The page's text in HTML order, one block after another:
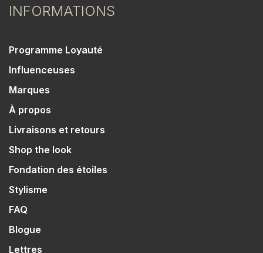
INFORMATIONS
Programme Loyauté
Influenceuses
Marques
À propos
Livraisons et retours
Shop the look
Fondation des étoiles
Stylisme
FAQ
Blogue
Lettres